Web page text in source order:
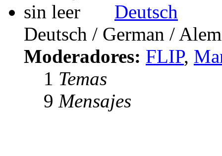
Deutsch
Deutsch / German /
Moderadores: FLIP,
1 Temas
9 Mensajes